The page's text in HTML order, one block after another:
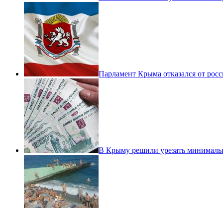
Парламент Крыма отказался от
В Крыму решили урезать